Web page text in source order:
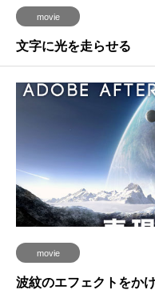
movie
文字に光を走らせる
movie
波紋のエフェクトをか